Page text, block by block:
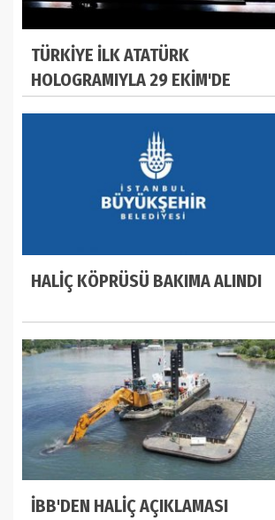
TÜRKİYE İLK ATATÜRK
HOLOGRAMIYLA 29 EKİM'DE
HALİÇ KÖPRÜSÜ BAKIMA ALINDI
İBB'DEN HALİÇ AÇIKLAMASI